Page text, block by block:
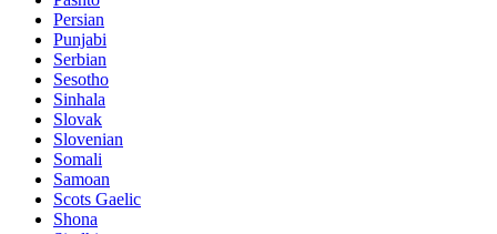
Persian
Punjabi
Serbian
Sesotho
Sinhala
Slovak
Slovenian
Somali
Samoan
Scots Gaelic
Shona